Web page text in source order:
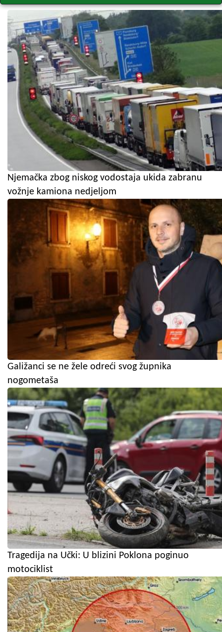
Njemačka zbog niskog vodostaja ukida zabranu
vožnje kamiona nedjeljom
Galižanci se ne žele odreći svog župnika
nogometaša
Tragedija na Učki: U blizini Poklona poginuo
motociklist